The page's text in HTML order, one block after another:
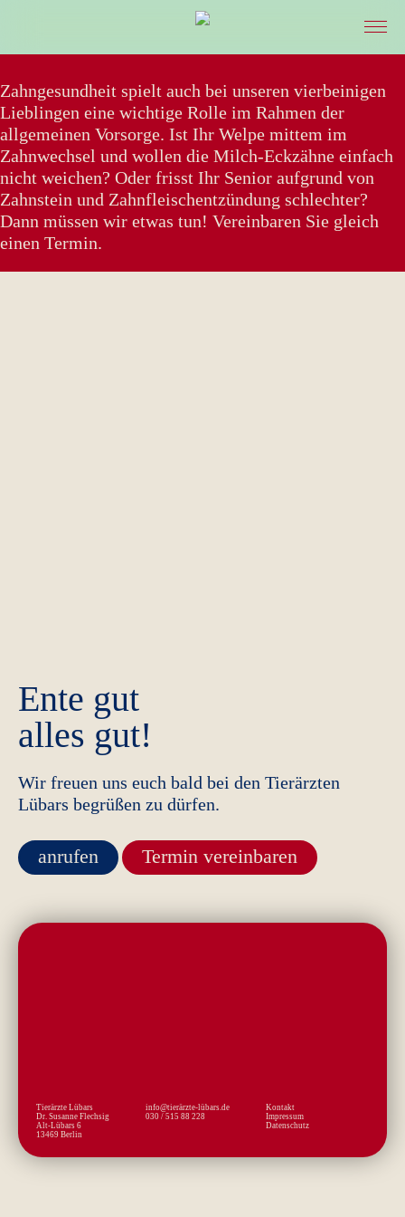
STARTSEITE
PRAXIS & TEAM
LEISTUNGEN
ONLINE-TERMIN
Zahngesundheit spielt auch bei unseren vierbeinigen
Lieblingen eine wichtige Rolle im Rahmen der
allgemeinen Vorsorge. Ist Ihr Welpe mittem im
Zahnwechsel und wollen die Milch-Eckzähne einfach
nicht weichen? Oder frisst Ihr Senior aufgrund von
Zahnstein und Zahnfleischentzündung schlechter?
Dann müssen wir etwas tun! Vereinbaren Sie gleich
einen Termin.
Ente gut
alles gut!
Wir freuen uns euch bald bei den Tierärzten
Lübars begrüßen zu dürfen.
anrufen Termin vereinbaren
Tierärzte Lübars
Dr. Susanne Flechsig
Alt-Lübars 6
13469 Berlin
info@tierärzte-lübars.de
030 / 515 88 228
Kontakt
Impressum
Datenschutz